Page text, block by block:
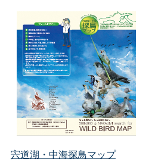
宍道湖・中海探鳥マップ